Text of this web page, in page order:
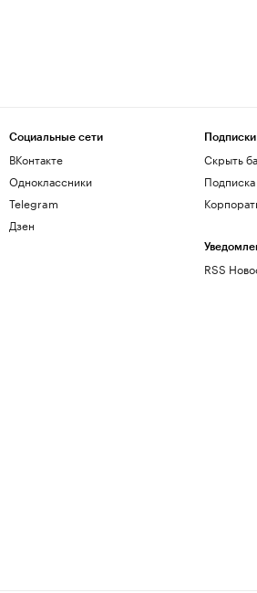
Социальные сети
ВКонтакте
Одноклассники
Telegram
Дзен
Подписки
Скрыть
RSS